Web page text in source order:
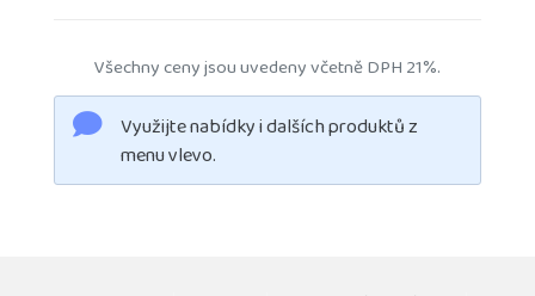
Všechny ceny jsou uvedeny včetně DPH 21%.
Využijte nabídky i dalších produktů z
menu vlevo.